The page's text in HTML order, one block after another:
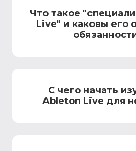
Что такое
Live" и каковы его
С чего начать
Ableton Live для